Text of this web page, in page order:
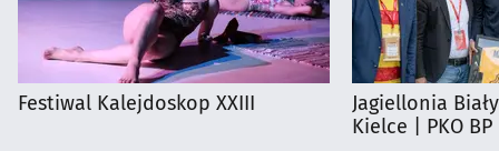
Festiwal Kalejdoskop XXIII
Jagiellonia
Kielce | PKO